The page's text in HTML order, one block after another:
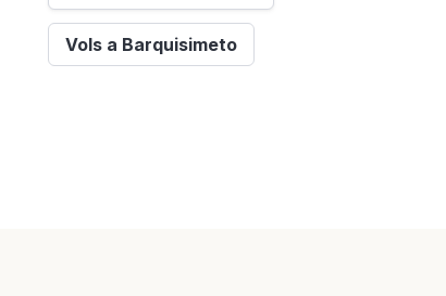
Vols a Barquisimeto